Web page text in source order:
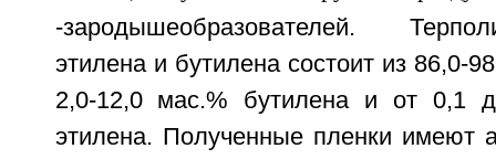
-зародышеобразователей.
этилена и бутилена состоит из 86,0-
2,0-12,0 мас.% бутилена и от 0,1
этилена. Полученные пленки имеют